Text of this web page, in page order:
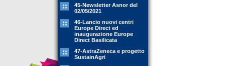
45-Newsletter Asnor del
02/05/2021
46-Lancio nuovi centri
Europe Direct ed
inaugurazione Europe
Direct Basilicata
47-AstraZeneca e progetto
SustainAgri